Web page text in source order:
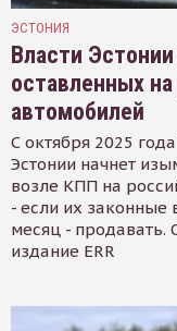
ЭСТОНИЯ
Власти
оставленных
автомобилей
С октября 2025
Эстонии начнет
возле КПП на
- если их законные
месяц - продавать.
издание ERR